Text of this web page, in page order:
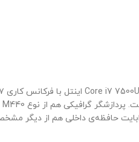
حافظه‌ی داخلی هم از دیگر